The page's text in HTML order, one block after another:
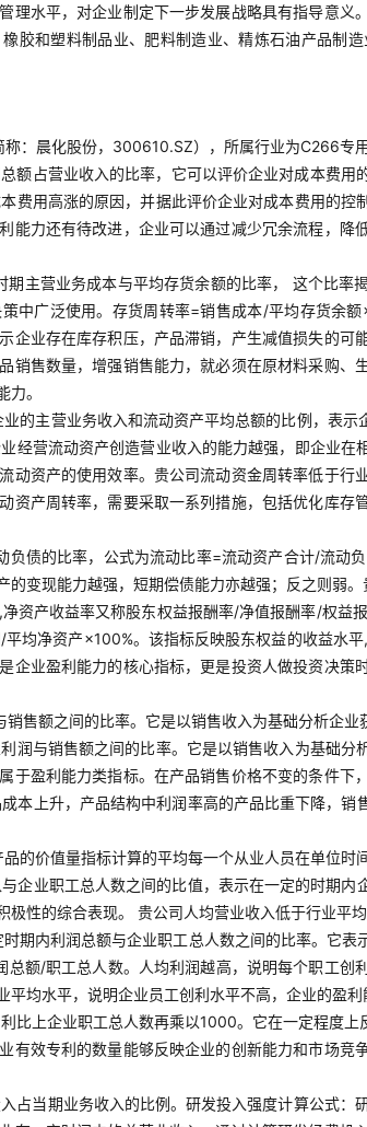
理水平，对企业制定下一步发展战略具有指导意
胶和塑料制品业、肥料制造业、精炼石油产品制
：晨化股份，300610.SZ），所属行业为C266专
额占营业收入的比率，它可以评价企业对成本费
费用高涨的原因，并据此评价企业对成本费用的
能力还有待改进，企业可以通过减少冗余流程，
期主营业务成本与平均存货余额的比率， 这个比率
中广泛使用。存货周转率=销售成本/平均存货余
企业存在库存积压，产品滞销，产生减值损失的
销售数量，增强销售能力，就必须在原材料采购
。
的主营业务收入和流动资产平均总额的比例，表
经营流动资产创造营业收入的能力越强，即企业在
动资产的使用效率。贵公司流动资金周转率低于
资产周转率，需要采取一系列措施，包括优化库存
负债的比率，公式为流动比率=流动资产合计/流动
变现能力越强，短期偿债能力亦越强；反之则弱
净资产收益率又称股东权益报酬率/净值报酬率/权
均净资产×100%。该指标反映股东权益的收益水
企业盈利能力的核心指标，更是投资人做投资决
销售额之间的比率。它是以销售收入为基础分析企
与销售额之间的比率。它是以销售收入为基础分
于盈利能力类指标。在产品销售价格不变的条件
本上升，产品结构中利润率高的产品比重下降，
的价值量指标计算的平均每一个从业人员在单位
企业职工总人数之间的比值，表示在一定的时期
性的综合表现。 贵公司人均营业收入低于行业平
期内利润总额与企业职工总人数之间的比率。它
额/职工总人数。人均利润越高，说明每个职工
均水平，说明企业员工创利水平不高，企业的盈利
比上企业职工总人数再乘以1000。它在一定程度
有效专利的数量能够反映企业的创新能力和市场竞
占当期业务收入的比例。研发投入强度计算公式